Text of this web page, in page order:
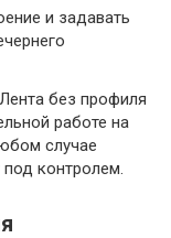
и задавать
без профиля
работе на
случае
под контролем.